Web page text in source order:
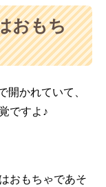
おもち
開かれていて、
ですよ♪
おもちゃであそ